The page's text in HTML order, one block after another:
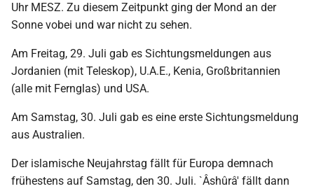
tUhr MESZ. Zu diesem Zeitpunkt ging der Mond an der
Sonne vobei und war nicht zu sehen.
Am Freitag, 29. Juli gab es Sichtungsmeldungen aus
Jordanien (mit Teleskop), U.A.E., Kenia, Großbritannien
(alle mit Fernglas) und USA.
Am Samstag, 30. Juli gab es eine erste Sichtungsmeldung
aus Australien.
Der islamische Neujahrstag fällt für Europa demnach
frühestens auf Samstag, den 30. Juli. `Âshûrâ' fällt dann